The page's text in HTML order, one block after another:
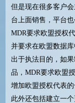
但是现在很多客户
台上面销售，平台
MDR要求欧盟授权
并要求在欧盟数据库
出于执法目的，如
品，MDR要求欧盟
增加欧盟授权代表的
此外还包括建立一